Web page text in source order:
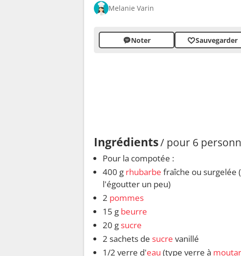
Melanie Varin
Noter Sauvegarder
Ingrédients/ pour 6
Pour la compotée :
400 g rhubarbe fraîche ou surgelée
l'égoutter un peu)
2 pommes
15 g beurre
20 gsucre
2 sachets de sucre vanillé
1/2 verre d'eau (type verre à